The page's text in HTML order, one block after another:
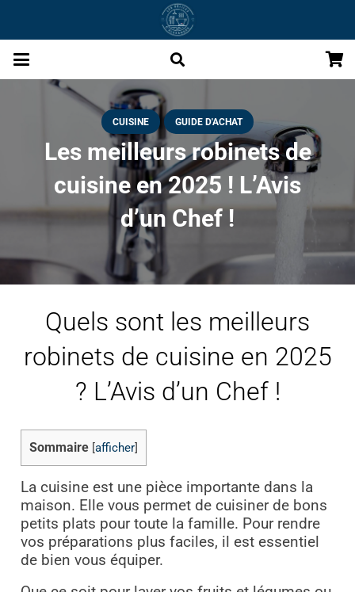
CUISINE GUIDE D'ACHAT
Les meilleurs robinets de
cuisine en 2025 ! L’Avis
d’un Chef !
Quels sont les meilleurs
robinets de cuisine en 2025
? L’Avis d’un Chef !
Sommaire afficher]
La cuisine est une pièce importante dans la
maison. Elle vous permet de cuisiner de bons
petits plats pour toute la famille. Pour rendre
vos préparations plus faciles, il est essentiel
de bien vous équiper.